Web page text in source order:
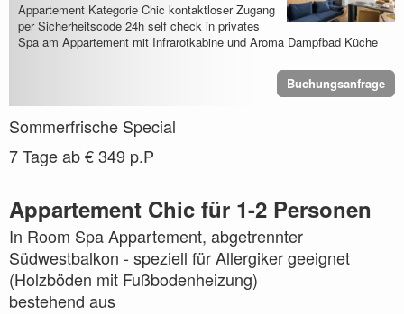
Appartement Kategorie Chic kontaktloser Zugang
per Sicherheitscode 24h self check in privates
Spa am Appartement mit Infrarotkabine und Aroma Dampfbad Küche
Buchungsanfrage
Sommerfrische Special
7 Tage ab € 349 p.P
Appartement Chic für 1-2 Personen
In Room Spa Appartement, abgetrennter
Südwestbalkon - speziell für Allergiker geeignet
(Holzböden mit Fußbodenheizung)
bestehend aus